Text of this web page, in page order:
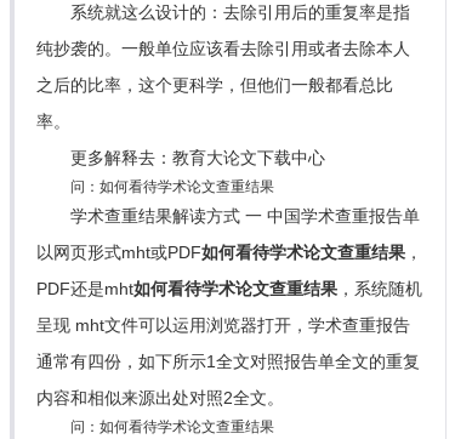
系统就这么设计的：去除引用后的重复率是指
纯抄袭的。一般单位应该看去除引用或者去除本人
之后的比率，这个更科学，但他们一般都看总比
率。
更多解释去：教育大论文下载中心
问：如何看待学术论文查重结果
学术查重结果解读方式 一 中国学术查重报告单
以网页形式mht或PDF如何看待学术论文查重结果，
PDF还是mht如何看待学术论文查重结果，系统随机
呈现 mht文件可以运用浏览器打开，学术查重报告
通常有四份，如下所示1全文对照报告单全文的重复
内容和相似来源出处对照2全文。
问：如何看待学术论文查重结果